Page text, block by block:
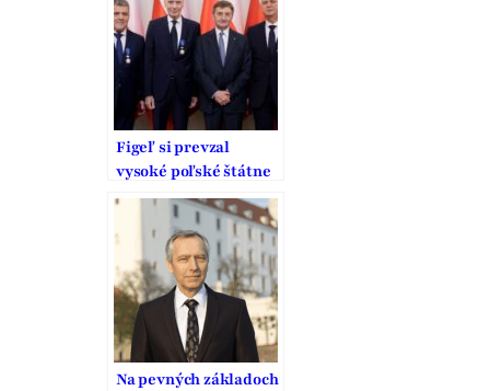
Figeľ si prevzal
vysoké poľské štátne
vyznamenanie,
prezident Duda ho
udelil aj ďalším dvom
Slovákom – FOTO
Na pevných základoch